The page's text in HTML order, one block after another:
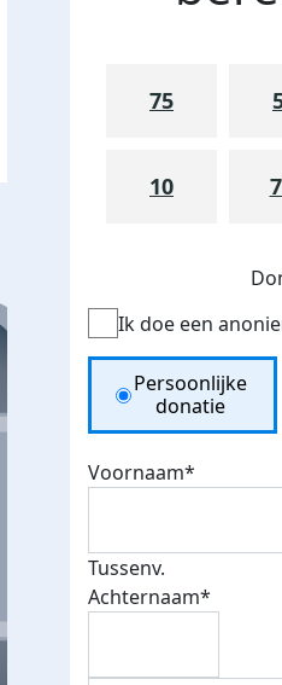
75
10
Ik doe een
Donation Type
Persoonlijke
donatie
Voornaam*
Tussenv.
Achternaam*